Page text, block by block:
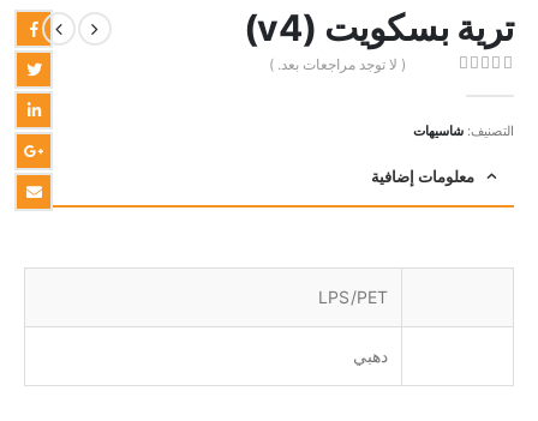
ترية بسكويت (v4)
( لا توجد مراجعات بعد. )
التصنيف: شاسيهات
معلومات إضافية
LPS/PET
دهبي